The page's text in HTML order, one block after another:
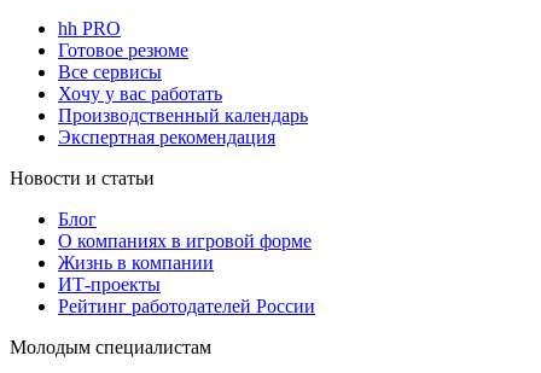
hh PRO
Готовое резюме
Все сервисы
Хочу у вас работать
Производственный календарь
Экспертная рекомендация
Новости и статьи
Блог
О компаниях в игровой форме
Жизнь в компании
ИТ-проекты
Рейтинг работодателей России
Молодым специалистам